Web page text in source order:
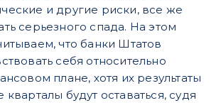
и другие риски, все же
серьезного спада. На этом
что банки Штатов
себя относительно
плане, хотя их результаты
будут оставаться, судя